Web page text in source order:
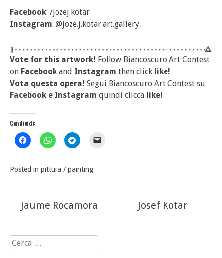
Facebook: /jozej.kotar
Instagram: @joze.j.kotar.art.gallery
Vote for this artwork! Follow Biancoscuro Art Contest
on Facebook and Instagram then click like!
Vota questa opera! Segui Biancoscuro Art Contest su
Facebook e Instagram quindi clicca like!
Condividi:
Posted in pittura / painting
Navigazione
articoli
Jaume Rocamora Josef Kotar
Ricerca
per: